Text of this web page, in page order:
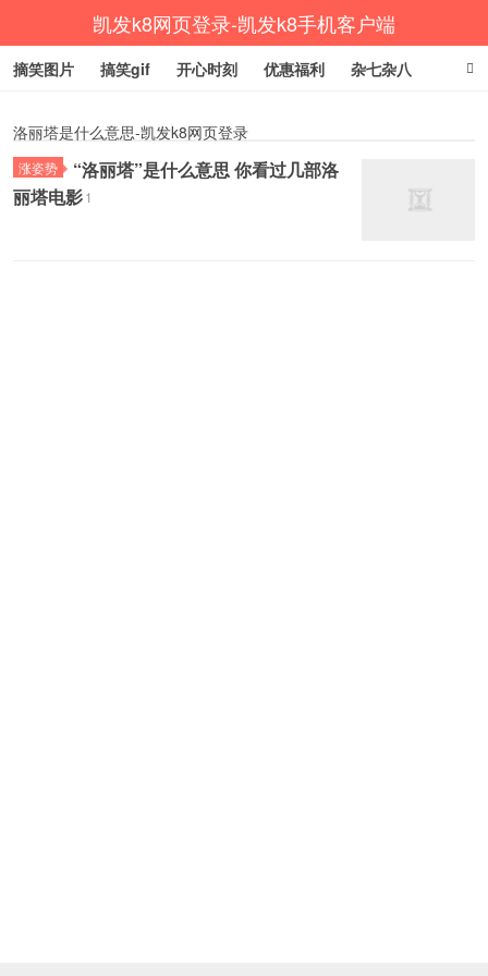
凯发k8网页登录-凯发k8手机客户端
摘笑图片 搞笑gif 开心时刻 优惠福利 杂七杂八
洛丽塔是什么意思-凯发k8网页登录
涨姿势
“洛丽塔”是什么意思 你看过几部洛
丽塔电影1